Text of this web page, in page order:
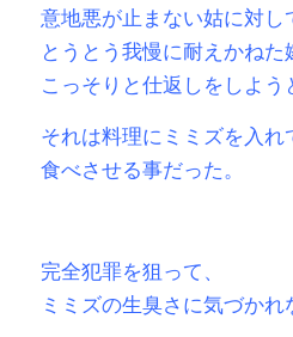
意地悪が止まない姑に対し
とうとう我慢に耐えかねた
こっそりと仕返しをしよう
それは料理にミミズを入れ
食べさせる事だった。
完全犯罪を狙って、
ミミズの生臭さに気づかれ